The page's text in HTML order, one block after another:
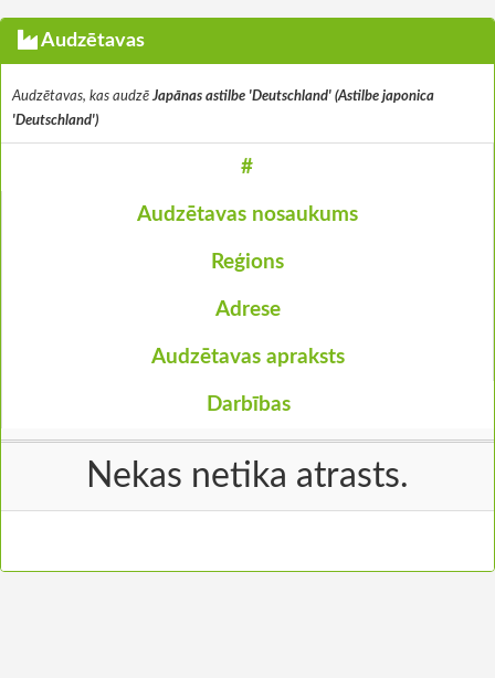
Audzētavas
Audzētavas, kas audzē Japānas astilbe 'Deutschland' (Astilbe japonica
'Deutschland')
#
Audzētavas nosaukums
Reģions
Adrese
Audzētavas apraksts
Darbības
Nekas netika atrasts.